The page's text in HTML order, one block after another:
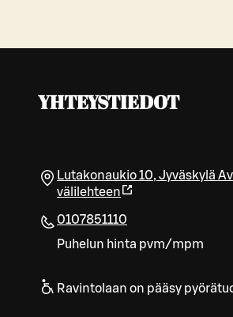
YHTEYSTIEDOT
Lutakonaukio 10, Jyväskylä
välilehteen
0107851110
Puhelun hinta pvm/mpm
Ravintolaan on pääsy